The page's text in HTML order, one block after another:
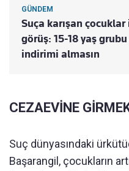
GÜNDEM
Suça karışan
görüş: 15-18 yaş grubu
indirimi almasın
CEZAEVİNE
Suç dünyasındaki
Başarangil, çocukların